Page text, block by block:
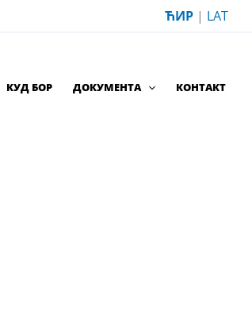
ЋИР | LAT
КУД БОР ДОКУМЕНТА КОНТАКТ